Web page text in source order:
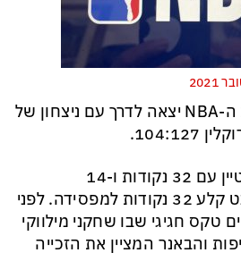
עונת 2021/22 בליגת ה-NBA יצאה לדרך עם ניצחון של
יאניס אנדטוקומבו הצטיין עם 32 נקודות ו-14
ריבאונדים. קווין דוראנט קלע 32 נקודות למפסידה. לפני
חגיגי שבו שחקני מילווקי
והבאנר המציין את הזכייה